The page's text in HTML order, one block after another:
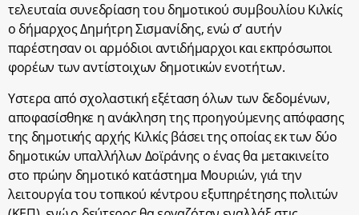
τελευταία συνεδρίαση του δημοτικού συμβουλίου Κιλκίς
ο δήμαρχος Δημήτρη Σισμανίδης, ενώ σ’ αυτήν
παρέστησαν οι αρμόδιοι αντιδήμαρχοι και εκπρόσωποι
φορέων των αντίστοιχων δημοτικών ενοτήτων.
Υστερα από σχολαστική εξέταση όλων των δεδομένων,
αποφασίσθηκε η ανάκληση της προηγούμενης απόφασης
της δημοτικής αρχής Κιλκίς βάσει της οποίας εκ των δύο
δημοτικών υπαλλήλων Δοϊράνης ο ένας θα μετακινείτο
στο πρώην δημοτικό κατάστημα Μουριών, γιά την
λειτουργία του τοπικού κέντρου εξυπηρέτησης πολιτών